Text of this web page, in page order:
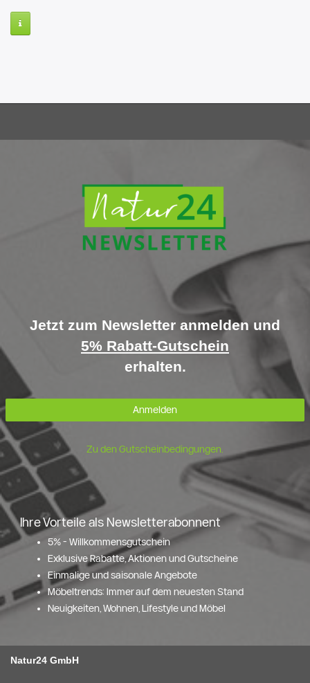
Jetzt zum Newsletter anmelden und
5% Rabatt-Gutschein
erhalten.
Anmelden
Zu den Gutscheinbedingungen.
Ihre Vorteile als Newsletterabonnent
5% - Willkommensgutschein
Exklusive Rabatte, Aktionen und Gutscheine
Einmalige und saisonale Angebote
Möbeltrends: Immer auf dem neuesten Stand
Neuigkeiten, Wohnen, Lifestyle und Möbel
Natur24 GmbH